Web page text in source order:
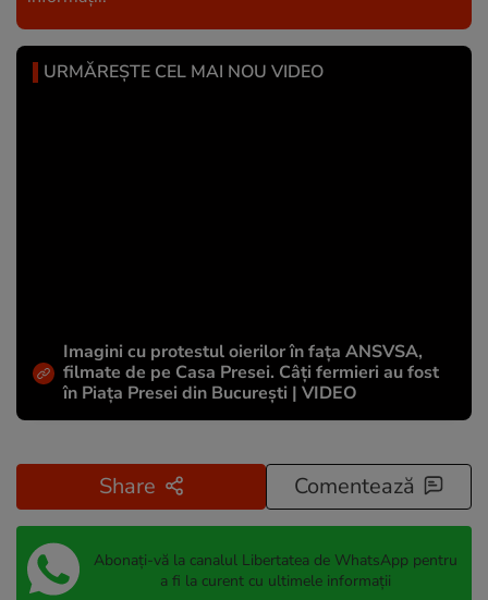
URMĂREȘTE CEL MAI NOU VIDEO
Imagini cu protestul oierilor în fața ANSVSA,
filmate de pe Casa Presei. Câți fermieri au fost
în Piața Presei din București | VIDEO
Share Comentează
Abonați-vă la canalul Libertatea de WhatsApp pentru
a fi la curent cu ultimele informații